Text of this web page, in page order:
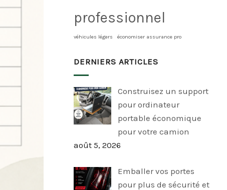
professionnel
véhicules légers économiser assurance pro
DERNIERS ARTICLES
Construisez un support
pour ordinateur
portable économique
pour votre camion
août 5, 2026
Emballer vos portes
pour plus de sécurité et